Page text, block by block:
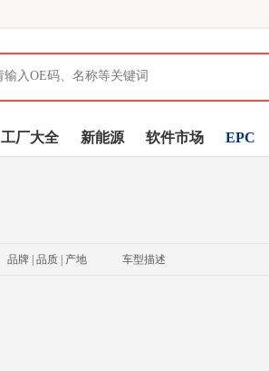
工厂大全 新能源 软件市场 EPC
品牌 | 品质 | 产地 车型描述